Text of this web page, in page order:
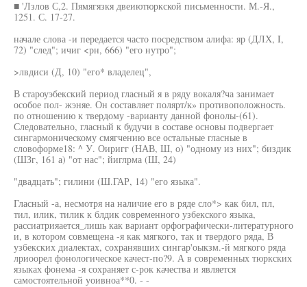
■ 'Лзлов С,2. Пямягязкя двеиютюркской письменности. М.-Я.,
1251. С. 17-27.
начале слова -и передается часто посредством алифа: яр (ДЛХ, I,
72) "след"; ичиг <рн, 666) "его нутро";
>лвдиси (Д, 10) "его* владелец",
В староуэбекский период гласный я в ряду вокаля?ча занимает
особое пол- жэняе. Он составляет полярт/к» противоположность.
по отношению к твердому -варианту данной фонолы-(61).
Следовательно, гласный к будучи в составе основы подвергает
сингармоническому смягчению все остальные гласные в
словоформе18: ^ У. Оиригг (НАВ, Ш, о) "одному из них"; биздик
(ШЗг, 161 а) "от нас"; йиглрма (Ш, 24)
"двадцать"; гилини (Ш.ГАР, 14) "его языка".
Гласный -а, несмотря на наличие его в ряде сло*> как бил, пл,
тил, илик, тилик к блдик современного узбекского языка,
рассиатрияается_лишь как вариант орфографически-литературного
и, в котором совмещена -я как мягкого, так и твердого ряда, В
узбекских диалектах, сохранявших сингар'оыкзм.-й мягкого ряда
лриоорел фонологическое качест-по?9. А в современных тюркских
языках фонема -я сохраняет с-рок качества и является
самостоятельной уоивноа**0. - -